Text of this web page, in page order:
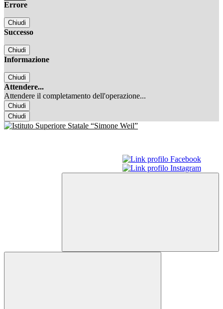
Errore
Chiudi
Successo
Chiudi
Informazione
Chiudi
Attendere...
Attendere il completamento dell'operazione...
Chiudi
Chiudi